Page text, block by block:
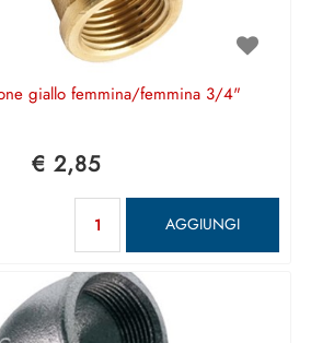
giallo femmina/femmina 3/4"
€ 2,85
AGGIUNGI